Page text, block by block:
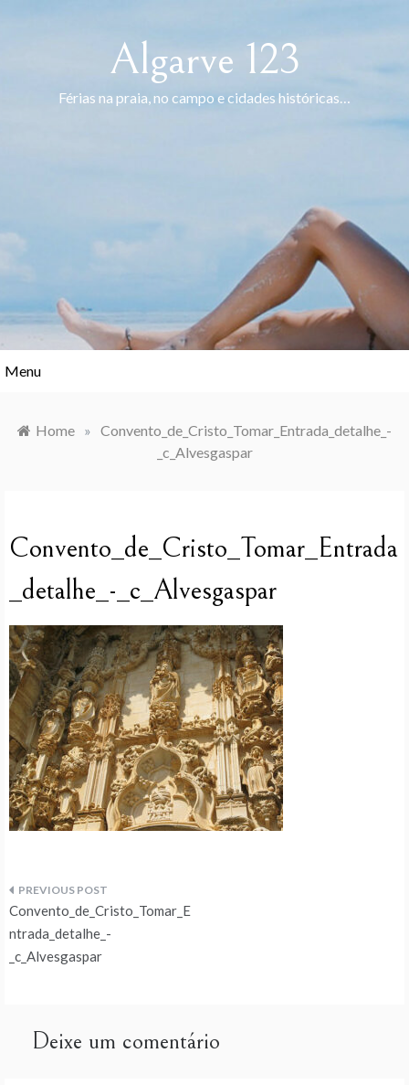
Algarve 123
Férias na praia, no campo e cidades históricas…
Menu
Home » Convento_de_Cristo_Tomar_Entrada_detalhe_-
_c_Alvesgaspar
Convento_de_Cristo_Tomar_Entrada
_detalhe_-_c_Alvesgaspar
Navegação
de
Convento_de_Cristo_Tomar_E
ntrada_detalhe_-
_c_Alvesgaspar
Deixe um comentário